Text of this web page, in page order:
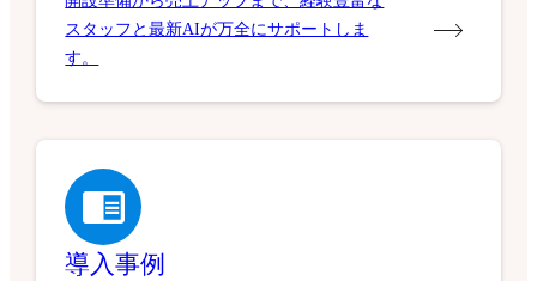
スタッフと最新AIが万全にサポートしま
す。
導入事例